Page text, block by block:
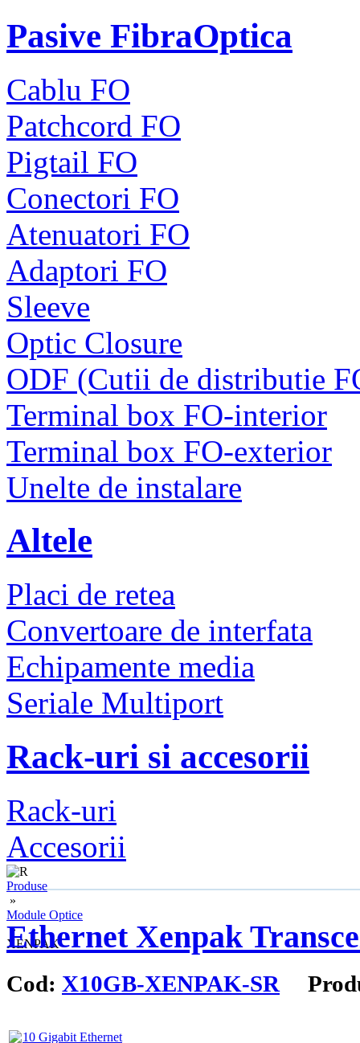
Pasive FibraOptica
Cablu FO
Patchcord FO
Pigtail FO
Conectori FO
Atenuatori FO
Adaptori FO
Sleeve
Optic Closure
ODF (Cutii de distributie
Terminal box FO-interior
Terminal box FO-exterior
Unelte de instalare
Altele
Placi de retea
Convertoare de interfata
Echipamente media
Seriale Multiport
Rack-uri si accesorii
Rack-uri
Accesorii
Produse
»
Module Optice
»
XENPAK
Ethernet Xenpak
Cod: X10GB-XENPAK-SR